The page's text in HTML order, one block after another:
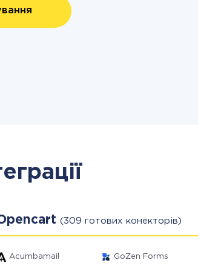
(309 готових конекторів)
Acumbamail GoZen Forms